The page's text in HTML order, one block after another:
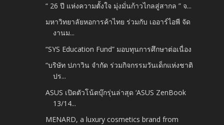
“ 26 ปี แห่งความตั้งใจ มุ่งมั่นก้าวไกลสู่สากล ” จ...
มหาวิทยาลัยหอการค้าไทย ร่วมกับ เออาร์ไอพี จัด
งานม...
“SYS Education Fund” มอบทุนการศึกษาต่อเนื่อง
“บริษัท ปภาวิน จำกัด ร่วมกิจกรรมวันเด็กแห่งชาติ
ปร...
ASUS เปิดตัวโน้ตบุ๊กรุ่นล่าสุด ‘ASUS ZenBook
13/14...
MENARD, a luxury cosmetics brand from